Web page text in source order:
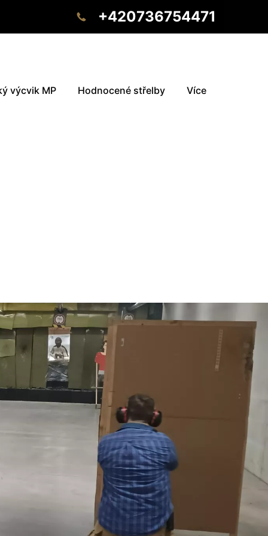
výcvik MP Hodnocené střelby Více
+420736754471